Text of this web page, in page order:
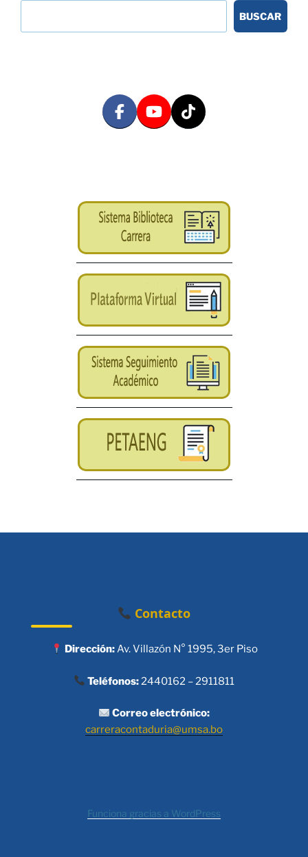
BUSCAR
Contacto
Dirección:Av. Villazón N° 1995, 3er Piso
Teléfonos:2440162 – 2911811
Correo electrónico:
carreracontaduria@umsa.bo
Funciona gracias a WordPress